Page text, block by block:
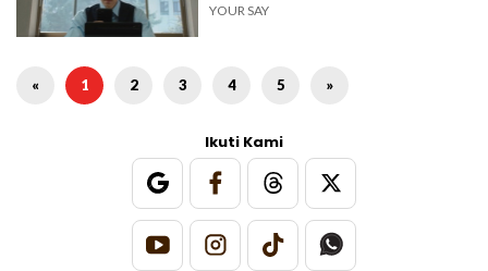
YOUR SAY
« 1 2 3 4 5 »
Ikuti Kami